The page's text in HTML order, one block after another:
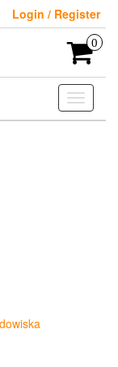
Login / Register
0
Toggle